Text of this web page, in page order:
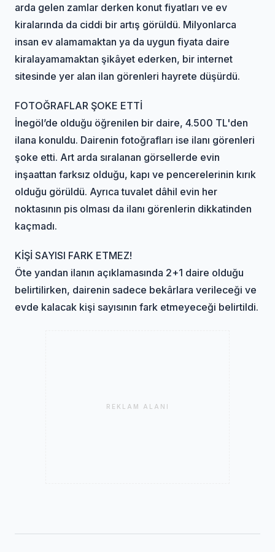
arda gelen zamlar derken konut fiyatları ve ev
kiralarında da ciddi bir artış görüldü. Milyonlarca
insan ev alamamaktan ya da uygun fiyata daire
kiralayamamaktan şikâyet ederken, bir internet
sitesinde yer alan ilan görenleri hayrete düşürdü.
FOTOĞRAFLAR ŞOKE ETTİ
İnegöl’de olduğu öğrenilen bir daire, 4.500 TL'den
ilana konuldu. Dairenin fotoğrafları ise ilanı görenleri
şoke etti. Art arda sıralanan görsellerde evin
inşaattan farksız olduğu, kapı ve pencerelerinin kırık
olduğu görüldü. Ayrıca tuvalet dâhil evin her
noktasının pis olması da ilanı görenlerin dikkatinden
kaçmadı.
KİŞİ SAYISI FARK ETMEZ!
Öte yandan ilanın açıklamasında 2+1 daire olduğu
belirtilirken, dairenin sadece bekârlara verileceği ve
evde kalacak kişi sayısının fark etmeyeceği belirtildi.
REKLAM ALANI